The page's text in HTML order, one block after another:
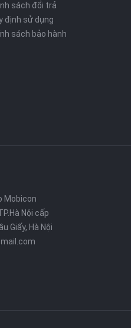
sách đổi trả
định sử dụng
sách bảo hành
Mobicon
Nội cấp
Giấy, Hà Nội